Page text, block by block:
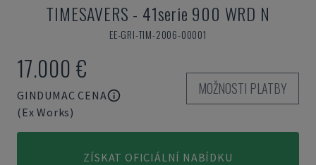
TIMESAVERS - 41serie 900 WRD N
EE-GRI-TIM-2006-00001
17.000 €
GINDUMAC CENA
(Ex Works)
MOŽNOSTI PLATBY
ZÍSKAT OFICIÁLNÍ NABÍDKU